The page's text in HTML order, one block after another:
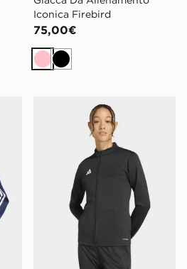
Iconica Firebird
75,00€
RosaNero
Allenamento Gessato
adidas Giacca da